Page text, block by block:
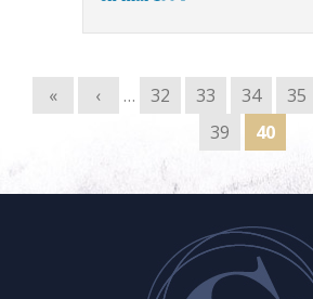
Pages
« ‹ … 32 33 34 35
39
40